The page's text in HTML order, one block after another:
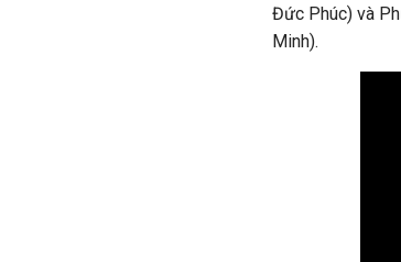
Đức Phúc) và
Minh).